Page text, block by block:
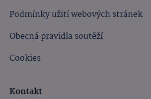
Podmínky užití webových stránek
Obecná pravidla soutěží
Cookies
Kontakt